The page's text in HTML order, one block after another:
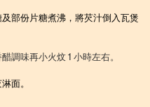
及部份片糖煮沸，將芡汁倒入瓦煲
醋調味再小火炆 1 小時左右。
面。